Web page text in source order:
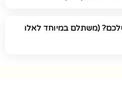
(משתלם במיוחד לאלו